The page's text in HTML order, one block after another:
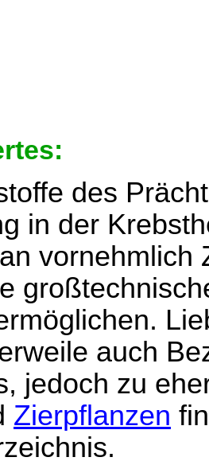
des
in der
vornehmlich
auch
jedoch zu
Zierpflanzen